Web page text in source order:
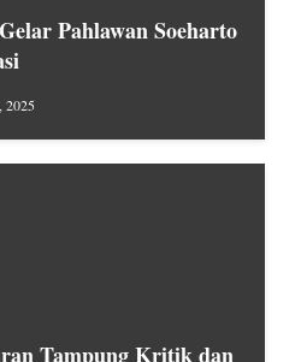
Pahlawan Soeharto
2025
Tampung Kritik dan